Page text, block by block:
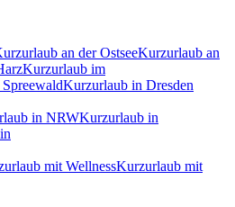
an der OstseeKurzurlaub an
Kurzurlaub im
Kurzurlaub in Dresden
in NRWKurzurlaub in
mit WellnessKurzurlaub mit